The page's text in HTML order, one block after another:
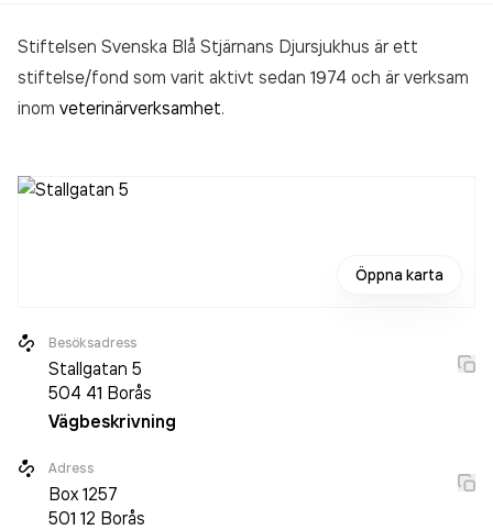
Stiftelsen Svenska Blå Stjärnans Djursjukhus är ett
stiftelse/fond som varit aktivt sedan 1974 och är verksam
inom veterinärverksamhet.
Öppna karta
Besöksadress
Stallgatan 5
504 41 Borås
Vägbeskrivning
Adress
Box1257
501 12 Borås